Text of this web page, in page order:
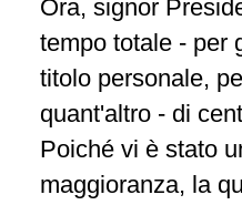
Ora, signor
tempo totale - per
titolo personale,
quant'altro - di
Poiché vi è stato
maggioranza, la